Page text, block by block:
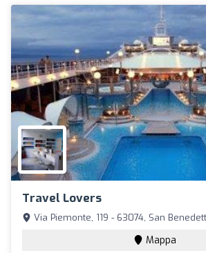
Travel Lovers
Via Piemonte, 119 - 63074, San
Mappa